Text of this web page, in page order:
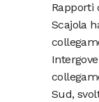
Rapporti
Scajola
Sud,